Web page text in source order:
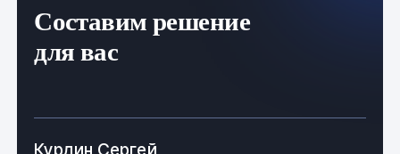
Печей для плавки металла и обжига готовой
продукции.
инженерных расчетов с учетом специфики
Составим решение
для вас
Курдин Сергей